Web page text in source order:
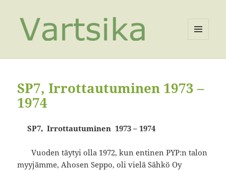
VIMPAIMET
SP7, Irrottautuminen 1973 –
1974
SP7, Irrottautuminen 1973 – 1974
Vuoden täytyi olla 1972, kun entinen PYP:n talon
myyjämme, Ahosen Seppo, oli vielä Sähkö Oy